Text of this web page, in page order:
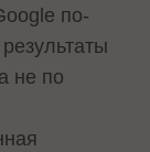
по-
не по